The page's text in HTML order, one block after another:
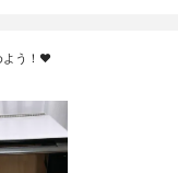
よう！♥